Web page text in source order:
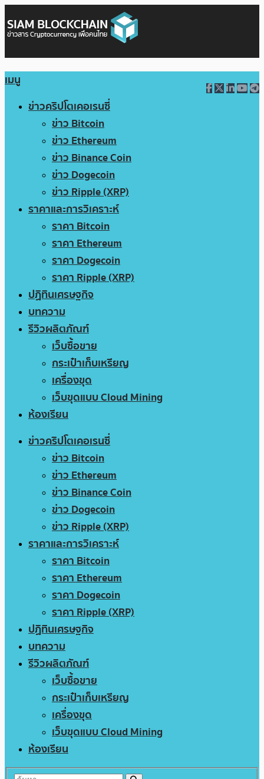
เมนู
ข่าวคริปโตเคอเรนซี่
ข่าว Bitcoin
ข่าว Ethereum
ข่าว Binance Coin
ข่าว Dogecoin
ข่าว Ripple (XRP)
ราคาและการวิเคราะห์
ราคา Bitcoin
ราคา Ethereum
ราคา Dogecoin
ราคา Ripple (XRP)
ปฏิทินเศรษฐกิจ
บทความ
รีวิวผลิตภัณฑ์
เว็บซื้อขาย
กระเป๋าเก็บเหรียญ
เครื่องขุด
เว็บขุดแบบ Cloud Mining
ห้องเรียน
ข่าวคริปโตเคอเรนซี่
ข่าว Bitcoin
ข่าว Ethereum
ข่าว Binance Coin
ข่าว Dogecoin
ข่าว Ripple (XRP)
ราคาและการวิเคราะห์
ราคา Bitcoin
ราคา Ethereum
ราคา Dogecoin
ราคา Ripple (XRP)
ปฏิทินเศรษฐกิจ
บทความ
รีวิวผลิตภัณฑ์
เว็บซื้อขาย
กระเป๋าเก็บเหรียญ
เครื่องขุด
เว็บขุดแบบ Cloud Mining
ห้องเรียน